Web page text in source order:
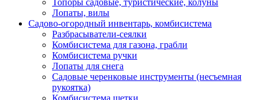
Топоры садовые, туристические, колуны
Лопаты, вилы
Садово-огородный инвентарь, комбисистема
Разбрасыватели-сеялки
Комбисистема для газона, грабли
Комбисистема ручки
Лопаты для снега
Садовые черенковые инструменты (несъемная
рукоятка)
Комбисистема щетки